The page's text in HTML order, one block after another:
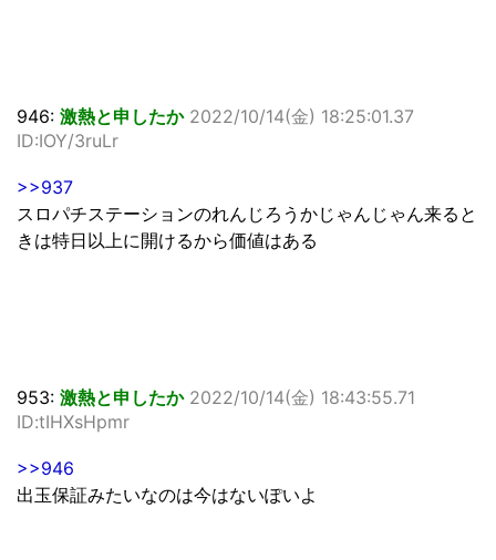
946: 激熱と申したか 2022/10/14(金) 18:25:01.37
ID:IOY/3ruLr
>>937
スロパチステーションのれんじろうかじゃんじゃん来ると
きは特日以上に開けるから価値はある
953: 激熱と申したか 2022/10/14(金) 18:43:55.71
ID:tIHXsHpmr
>>946
出玉保証みたいなのは今はないぽいよ